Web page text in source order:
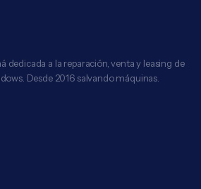
dedicada a la reparación, venta y leasing de
Desde 2016 salvando máquinas.